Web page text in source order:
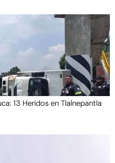
13 Heridos en Tlalnepantla